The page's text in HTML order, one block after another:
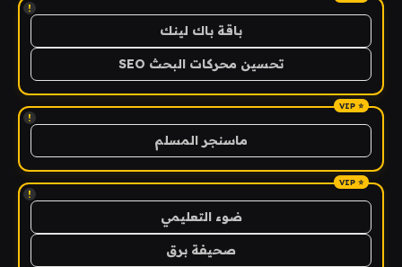
!
باقة باك لينك
تحسين محركات البحث SEO
!
ماسنجر المسلم
!
ضوء التعليمي
صحيفة برق